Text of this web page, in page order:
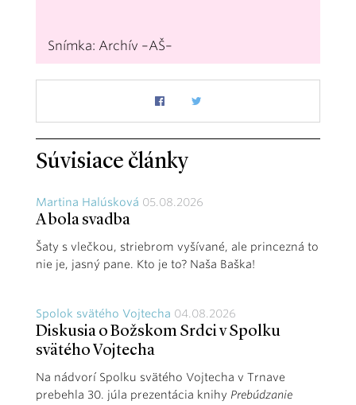
Snímka: Archív –AŠ–
Súvisiace články
Martina Halúsková 05.08.2026
A bola svadba
Šaty s vlečkou, striebrom vyšívané, ale princezná to
nie je, jasný pane. Kto je to? Naša Baška!
Spolok svätého Vojtecha 04.08.2026
Diskusia o Božskom Srdci v Spolku
svätého Vojtecha
Na nádvorí Spolku svätého Vojtecha v Trnave
prebehla 30. júla prezentácia knihy Prebúdzanie